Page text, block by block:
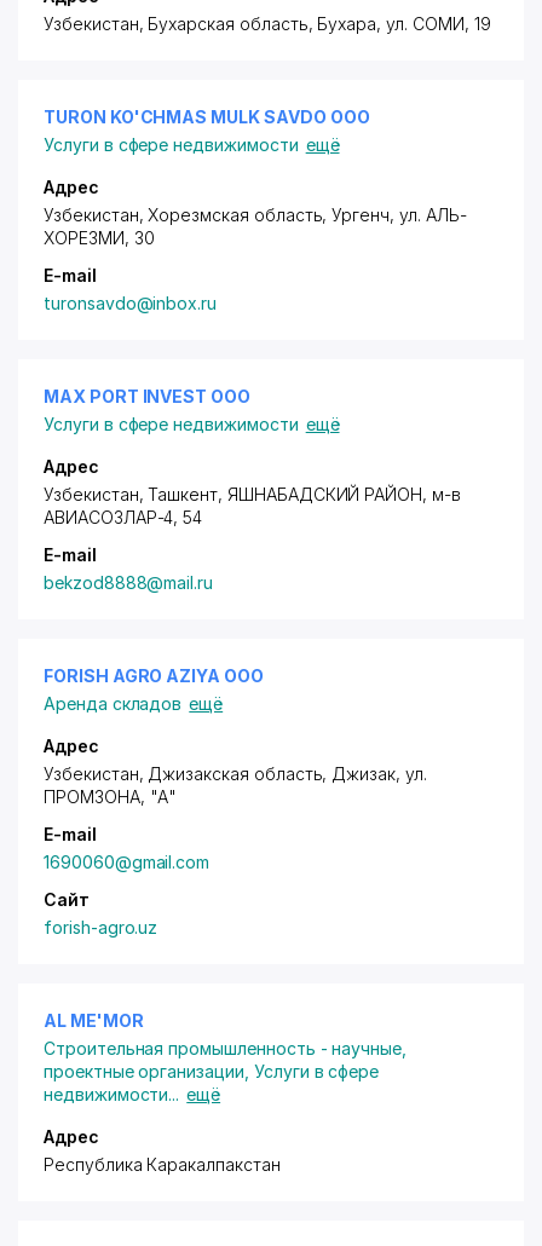
Узбекистан, Бухарская область, Бухара,ул. СОМИ, 19
TURON KO'CHMAS MULK SAVDO ООО
Услуги в сфере недвижимости ещё
Адрес
Узбекистан, Хорезмская область, Ургенч, ул. АЛЬ-
ХОРЕЗМИ, 30
E-mail
turonsavdo@inbox.ru
MAX PORT INVEST ООО
Услуги в сфере недвижимости ещё
Адрес
Узбекистан, Ташкент, ЯШНАБАДСКИЙ РАЙОН, м-в
АВИАСОЗЛАР-4, 54
E-mail
bekzod8888@mail.ru
FORISH AGRO AZIYA ООО
Аренда складов ещё
Адрес
Узбекистан, Джизакская область, Джизак, ул.
ПРОМЗОНА, "А"
E-mail
1690060@gmail.com
Сайт
forish-agro.uz
AL ME'MOR
Строительная промышленность - научные,
проектные организации Услуги в сфере
недвижимости... ещё
Адрес
Республика Каракалпакстан